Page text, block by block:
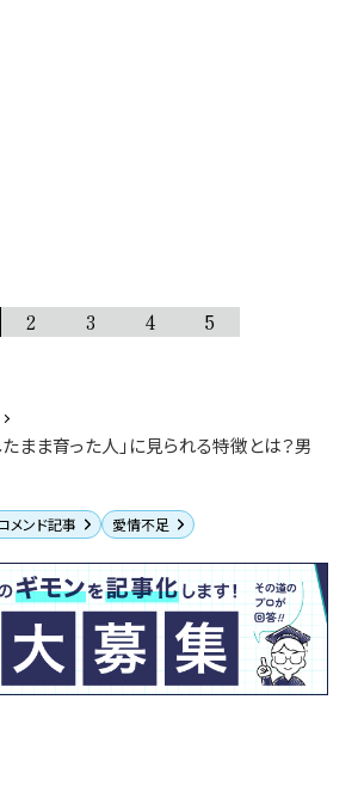
2 3 4 5
まま育った人」に見られる特徴とは？男
メンド記事 愛情不足